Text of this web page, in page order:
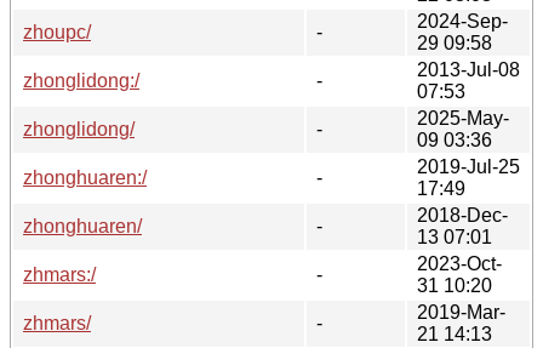
zhoupc/
-
2024-Sep-
29 09:58
zhonglidong:/
-
2013-Jul-08
07:53
zhonglidong/
-
2025-May-
09 03:36
zhonghuaren:/
-
2019-Jul-25
17:49
zhonghuaren/
-
2018-Dec-
13 07:01
zhmars:/
-
2023-Oct-
31 10:20
zhmars/
-
2019-Mar-
21 14:13